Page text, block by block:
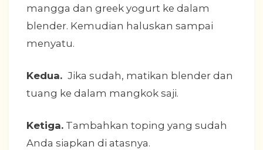
mangga dan greek yogurt ke dalam
blender. Kemudian haluskan sampai
menyatu.
Kedua. Jika sudah, matikan blender dan
tuang ke dalam mangkok saji.
Ketiga. Tambahkan toping yang sudah
Anda siapkan di atasnya.